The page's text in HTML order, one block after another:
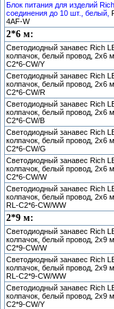
Блок питания для изделий
соединения до 10 шт., белый,
4AF-W
2*6 м:
Светодиодный занавес Rich
колпачок, белый провод, 2х6
C2*6-CW/Y
Светодиодный занавес Rich
колпачок, белый провод, 2х6
C2*6-CW/R
Светодиодный занавес Rich
колпачок, белый провод, 2х6
C2*6-CW/B
Светодиодный занавес Rich
колпачок, белый провод, 2х6
C2*6-CW/G
Светодиодный занавес Rich
колпачок, белый провод, 2х6
C2*6-CW/W
Светодиодный занавес Rich
колпачок, белый провод, 2х6
RL-C2*6-CW/WW
2*9 м:
Светодиодный занавес Rich
колпачок, белый провод, 2х9
C2*9-CW/W
Светодиодный занавес Rich
колпачок, белый провод, 2х9
RL-C2*9-CW/WW
Светодиодный занавес Rich
колпачок, белый провод, 2х9
C2*9-CW/Y